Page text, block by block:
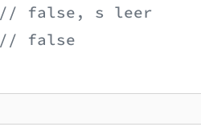
// false, s leer
// false